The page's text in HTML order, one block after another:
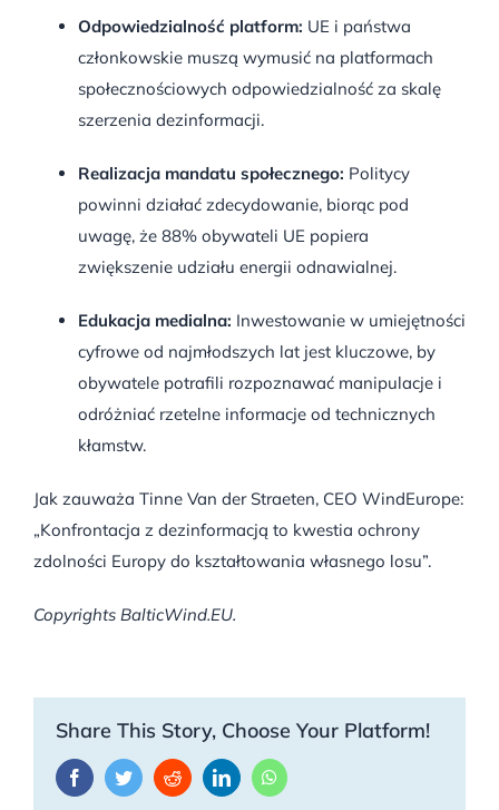
Odpowiedzialność platform: UE i państwa
członkowskie muszą wymusić na platformach
społecznościowych odpowiedzialność za skalę
szerzenia dezinformacji.
Realizacja mandatu społecznego: Politycy
powinni działać zdecydowanie, biorąc pod
uwagę, że 88% obywateli UE popiera
zwiększenie udziału energii odnawialnej.
Edukacja medialna: Inwestowanie w umiejętności
cyfrowe od najmłodszych lat jest kluczowe, by
obywatele potrafili rozpoznawać manipulacje i
odróżniać rzetelne informacje od technicznych
kłamstw.
Jak zauważa Tinne Van der Straeten, CEO WindEurope:
„Konfrontacja z dezinformacją to kwestia ochrony
zdolności Europy do kształtowania własnego losu”.
Copyrights BalticWind.EU.
Share This Story, Choose Your Platform!
FacebookTwitterRedditLinkedInWhatsApp